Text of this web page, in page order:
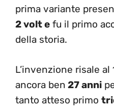
prima variante
2 volt e fu il primo
della storia.
L’invenzione risale
ancora ben 27 anni
tanto atteso primo